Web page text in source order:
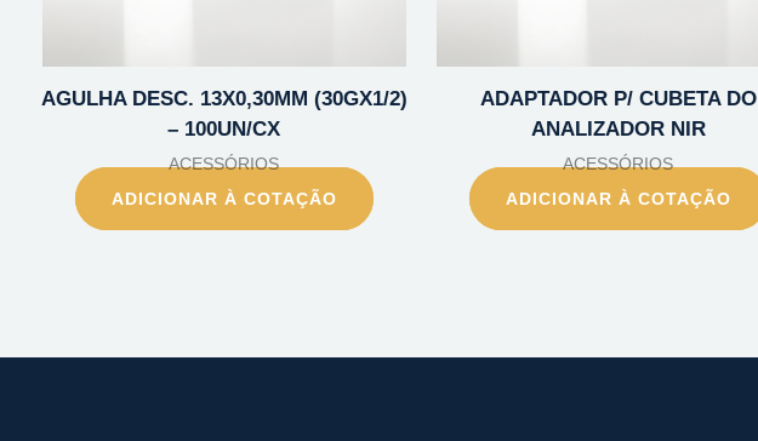
AGULHA DESC. 13X0,30MM (30GX1/2)
– 100UN/CX
ACESSÓRIOS
ADICIONAR À COTAÇÃO
ADAPTADOR P/ CUBETA DO
ANALIZADOR NIR
ACESSÓRIOS
ADICIONAR À COTAÇÃO